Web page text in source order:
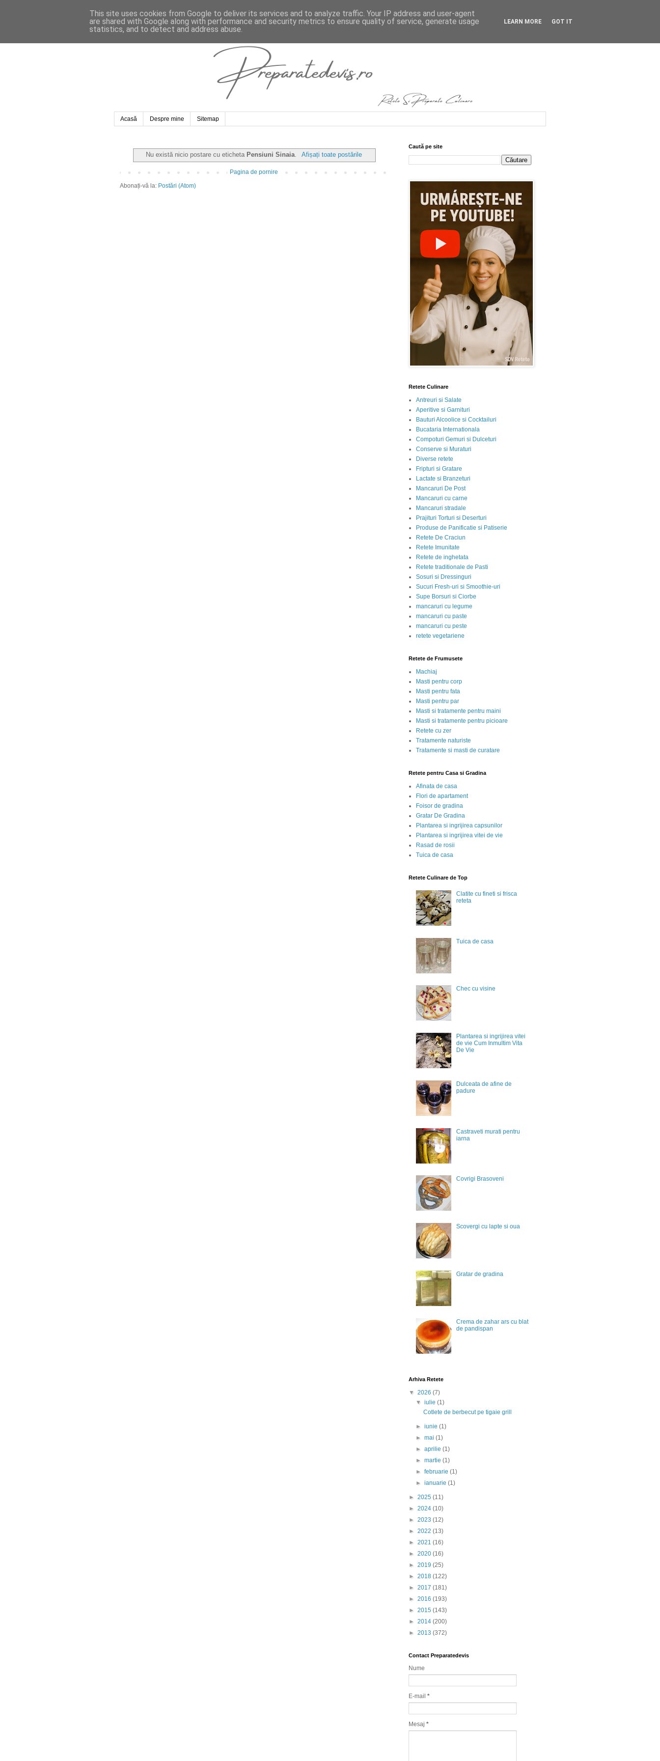
Acasă Despre mine Sitemap
Nu există nicio postare cu eticheta Pensiuni Sinaia. Afișați toate postările
Pagina de pornire
Abonați-vă la: Postări (Atom)
Caută pe site
Retete Culinare
Antreuri si Salate
Aperitive si Garnituri
Bauturi Alcoolice si Cocktailuri
Bucataria Internationala
Compoturi Gemuri si Dulceturi
Conserve si Muraturi
Diverse retete
Fripturi si Gratare
Lactate si Branzeturi
Mancaruri De Post
Mancaruri cu carne
Mancaruri stradale
Prajituri Torturi si Deserturi
Produse de Panificatie si Patiserie
Retete De Craciun
Retete Imunitate
Retete de inghetata
Retete traditionale de Pasti
Sosuri si Dressinguri
Sucuri Fresh-uri si Smoothie-uri
Supe Borsuri si Ciorbe
mancaruri cu legume
mancaruri cu paste
mancaruri cu peste
retete vegetariene
Retete de Frumusete
Machiaj
Masti pentru corp
Masti pentru fata
Masti pentru par
Masti si tratamente pentru maini
Masti si tratamente pentru picioare
Retete cu zer
Tratamente naturiste
Tratamente si masti de curatare
Retete pentru Casa si Gradina
Afinata de casa
Flori de apartament
Foisor de gradina
Gratar De Gradina
Plantarea si ingrijirea capsunilor
Plantarea si ingrijirea vitei de vie
Rasad de rosii
Tuica de casa
Retete Culinare de Top
Clatite cu fineti si frisca
reteta
Tuica de casa
Chec cu visine
Plantarea si ingrijirea vitei
de vie Cum Inmultim Vita
De Vie
Dulceata de afine de
padure
Castraveti murati pentru
iarna
Covrigi Brasoveni
Scovergi cu lapte si oua
Gratar de gradina
Crema de zahar ars cu blat
de pandispan
Arhiva Retete
▼ 2026 (7)
▼iulie(1)
Cotlete de berbecut pe tigaie grill
►iunie(1)
►mai(1)
►aprilie(1)
►martie(1)
►februarie(1)
►ianuarie(1)
► 2025 (11)
► 2024 (10)
► 2023 (12)
► 2022 (13)
► 2021 (16)
► 2020 (16)
► 2019 (25)
► 2018 (122)
► 2017 (181)
► 2016 (193)
► 2015 (143)
► 2014 (200)
► 2013 (372)
Contact Preparatedevis
Nume
E-mail *
Mesaj *
This site uses cookies from Google to deliver its services and to analyze traffic. Your IP address and user-agent
are shared with Google along with performance and security metrics to ensure quality of service, generate usage
statistics, and to detect and address abuse.
LEARN MORE GOT IT